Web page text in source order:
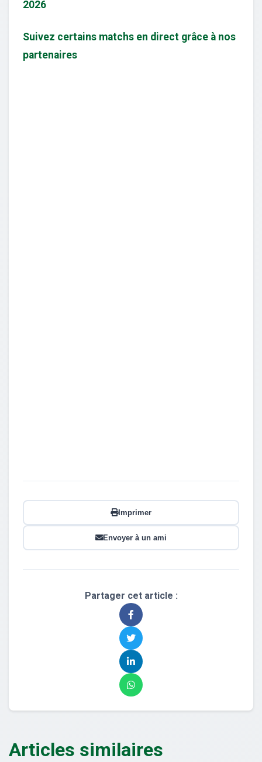
2026
Suivez certains matchs en direct grâce à nos
partenaires
Imprimer
Envoyer à un ami
Partager cet article :
Articles similaires